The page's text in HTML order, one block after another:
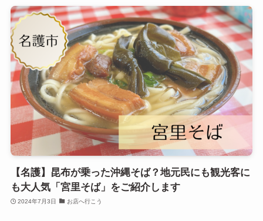
【名護】昆布が乗った沖縄そば？地元民にも観光客に
も大人気「宮里そば」をご紹介します
2024年7月3日 お店へ行こう